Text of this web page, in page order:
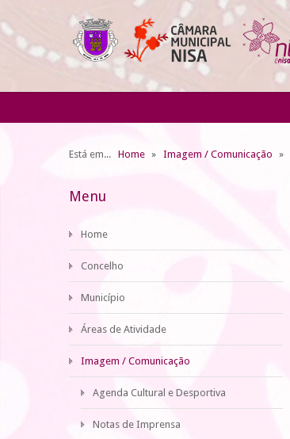
Está em... Home Imagem / Comunicação
Menu
Home
Concelho
Município
Áreas de Atividade
Imagem / Comunicação
Agenda Cultural e Desportiva
Notas de Imprensa